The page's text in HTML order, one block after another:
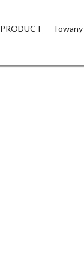
PRODUCT Towany